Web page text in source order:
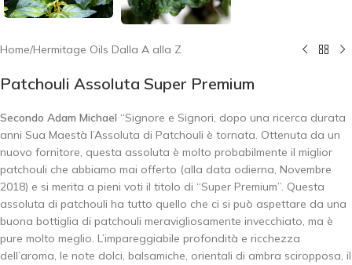
Home/Hermitage Oils Dalla A alla Z
Patchouli Assoluta Super Premium
Secondo Adam Michael “Signore e Signori, dopo una ricerca durata
anni Sua Maestà l’Assoluta di Patchouli è tornata. Ottenuta da un
nuovo fornitore, questa assoluta è molto probabilmente il miglior
patchouli che abbiamo mai offerto (alla data odierna, Novembre
2018) e si merita a pieni voti il titolo di “Super Premium”. Questa
assoluta di patchouli ha tutto quello che ci si può aspettare da una
buona bottiglia di patchouli meravigliosamente invecchiato, ma è
pure molto meglio. L’impareggiabile profondità e ricchezza
dell’aroma, le note dolci, balsamiche, orientali di ambra sciropposa, il